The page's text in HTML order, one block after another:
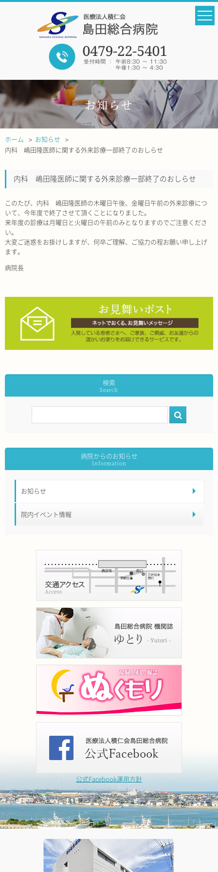
お知らせ
ホーム
お知らせ
内科 嶋田隆医師に関する外来診療一部終了のおしらせ
内科 嶋田隆医師に関する外来診療一部終了のおしらせ
このたび、内科 嶋田隆医師の木曜日午後、金曜日午前の外来診療につ
いて、今年度で終了させて頂くことになりました。
来年度の診療は月曜日と火曜日の午前のみとなりますのでご注意くださ
い。
大変ご迷惑をお掛けしますが、何卒ご理解、ご協力の程お願い申し上げ
ます。
病院長
検索
病院からのお知らせ
お知らせ
院内イベント情報
公式Facebook運用方針